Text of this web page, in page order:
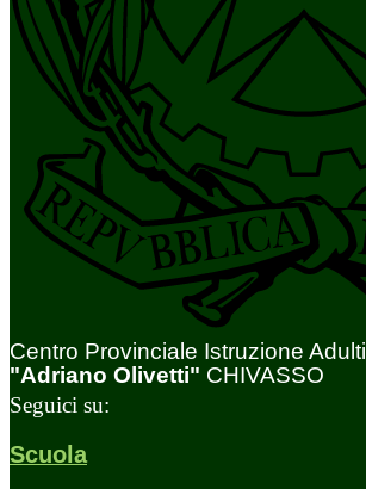
Centro Provinciale Istruzione Adulti
"Adriano Olivetti" CHIVASSO
Seguici su:
Scuola